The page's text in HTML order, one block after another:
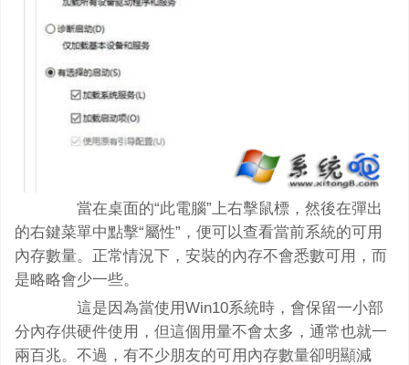
當在桌面的“此電腦”上右擊鼠標，然後在彈出
的右鍵菜單中點擊“屬性”，便可以查看當前系統的可用
內存數量。正常情況下，安裝的內存不會悉數可用，而
是略略會少一些。
這是因為當使用Win10系統時，會保留一小部
分內存供硬件使用，但這個用量不會太多，通常也就一
兩百兆。不過，有不少朋友的可用內存數量卻明顯減